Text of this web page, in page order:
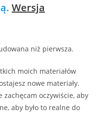
Wersja
niż pierwsza.
moich materiałów
nowe materiały.
zachęcam oczywiście, aby
aby było to realne do